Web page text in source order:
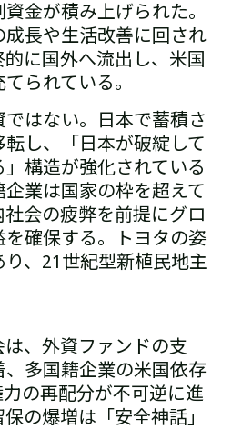
金が積み上げられた。
成長や生活改善に回され
に国外へ流出し、米国
られている。
ではない。日本で蓄積さ
し、「日本が破綻して
構造が強化されている
業は国家の枠を超えて
会の疲弊を前提にグロ
確保する。トヨタの姿
、21世紀型新植民地主
は、外資ファンドの支
多国籍企業の米国依存
の再配分が不可逆に進
の爆増は「安全神話」